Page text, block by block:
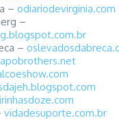
– odiariodevirginia.com
–
–
vidadesuporte.com.br